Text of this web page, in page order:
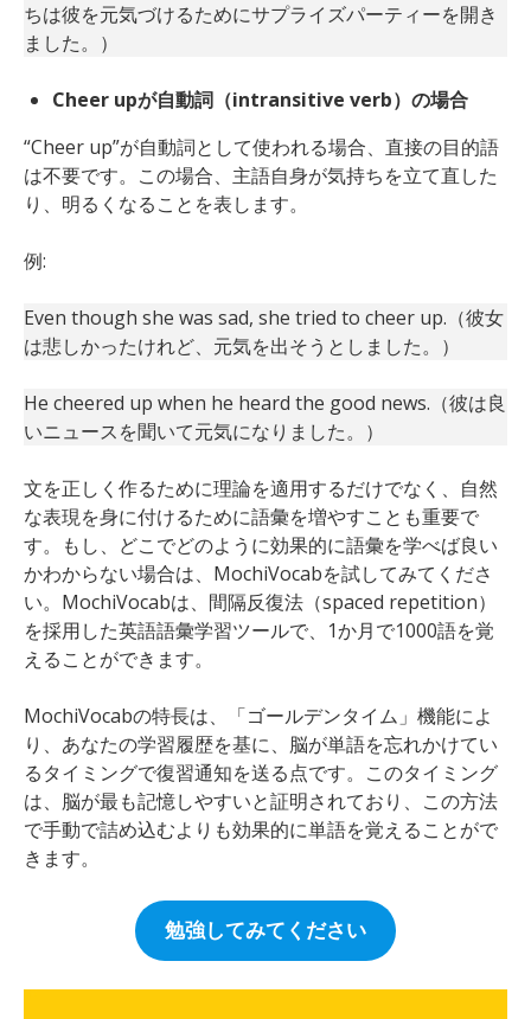
ちは彼を元気づけるためにサプライズパーティーを開き
ました。）
Cheer upが自動詞（intransitive verb）の場合
“Cheer up”が自動詞として使われる場合、直接の目的語
は不要です。この場合、主語自身が気持ちを立て直した
り、明るくなることを表します。
例:
Even though she was sad, she tried to cheer up.（彼女
は悲しかったけれど、元気を出そうとしました。）
He cheered up when he heard the good news.（彼は良
いニュースを聞いて元気になりました。）
文を正しく作るために理論を適用するだけでなく、自然
な表現を身に付けるために語彙を増やすことも重要で
す。もし、どこでどのように効果的に語彙を学べば良い
かわからない場合は、MochiVocabを試してみてくださ
い。MochiVocabは、間隔反復法（spaced repetition）
を採用した英語語彙学習ツールで、1か月で1000語を覚
えることができます。
MochiVocabの特長は、「ゴールデンタイム」機能によ
り、あなたの学習履歴を基に、脳が単語を忘れかけてい
るタイミングで復習通知を送る点です。このタイミング
は、脳が最も記憶しやすいと証明されており、この方法
で手動で詰め込むよりも効果的に単語を覚えることがで
きます。
勉強してみてください